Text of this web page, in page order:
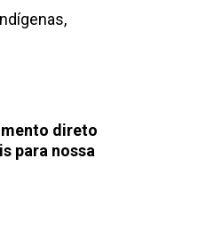
direto
para nossa